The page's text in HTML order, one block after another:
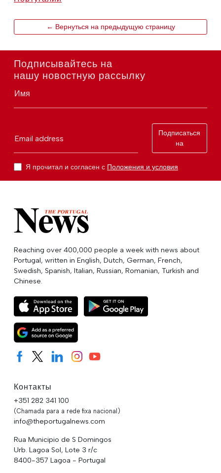
← Вернуться на предыдущую страницу
Подписывайтесь на
нашу новостную рассылку
Имя
Email address
Подписаться
на
Я прочитал и согласен с Положения и условия
Reaching over 400,000 people a week with news about
Portugal, written in English, Dutch, German, French,
Swedish, Spanish, Italian, Russian, Romanian, Turkish and
Chinese.
Контакты
+351 282 341 100
(Chamada para a rede fixa nacional)
info@theportugalnews.com
Rua Municipio de S Domingos
Urb. Lagoa Sol, Lote 3 r/c
8400-357 Lagoa - Portugal